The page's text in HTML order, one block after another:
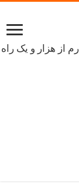
از هزار و یک راه